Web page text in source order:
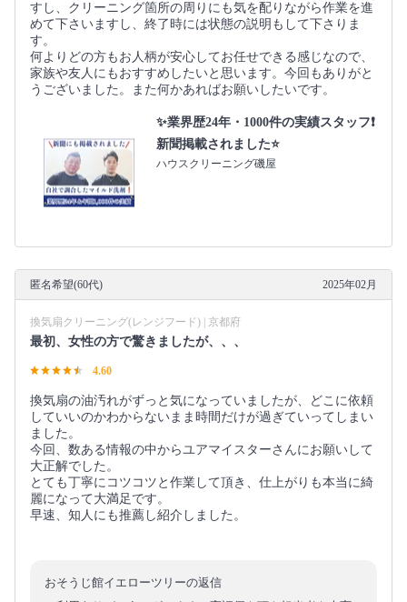
すし、クリーニング箇所の周りにも気を配りながら作業を進
めて下さいますし、終了時には状態の説明もして下さりま
す。
何よりどの方もお人柄が安心してお任せできる感じなので、
家族や友人にもおすすめしたいと思います。今回もありがと
うございました。また何かあればお願いしたいです。
✨業界歴24年・1000件の実績スタッフ❗️
新聞掲載されました⭐️
ハウスクリーニング磯屋
匿名希望(60代) 2025年02月
換気扇クリーニング(レンジフード) | 京都府
最初、女性の方で驚きましたが、、、
4.60
換気扇の油汚れがずっと気になっていましたが、どこに依頼
していいのかわからないまま時間だけが過ぎていってしまい
ました。
今回、数ある情報の中からユアマイスターさんにお願いして
大正解でした。
とても丁寧にコツコツと作業して頂き、仕上がりも本当に綺
麗になって大満足です。
早速、知人にも推薦し紹介しました。
おそうじ館イエローツリーの返信